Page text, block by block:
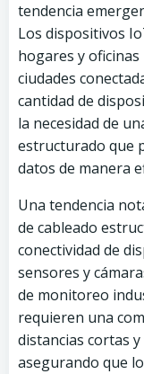
tendencia
Los dispositivos
hogares y
ciudades
cantidad de
la necesidad de
estructurado que
datos de manera
Una tendencia
de cableado
conectividad de
sensores y
de monitoreo
requieren una
distancias cortas
asegurando que